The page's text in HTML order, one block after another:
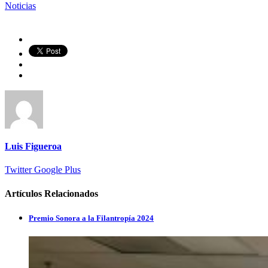
Noticias
Luis Figueroa
TwitterGoogle Plus
Artículos Relacionados
Premio Sonora a la Filantropía 2024